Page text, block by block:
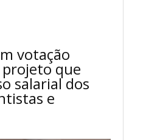
votação
que
salarial dos
e